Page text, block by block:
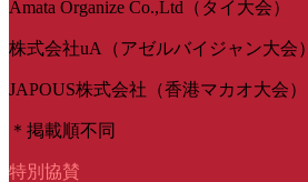
Amata Organize Co.,Ltd（タイ大会）
株式会社uA（アゼルバイジャン大会）
JAPOUS株式会社（香港マカオ大会）
＊掲載順不同
特別協賛